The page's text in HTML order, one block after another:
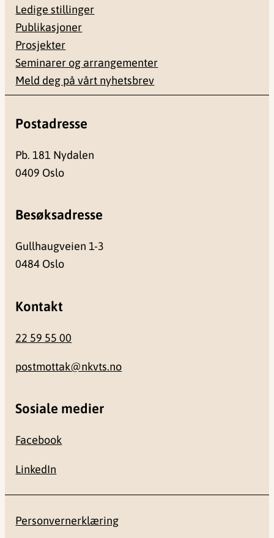
Ledige stillinger
Publikasjoner
Prosjekter
Seminarer og arrangementer
Meld deg på vårt nyhetsbrev
Postadresse
Pb. 181 Nydalen
0409 Oslo
Besøksadresse
Gullhaugveien 1-3
0484 Oslo
Kontakt
22 59 55 00
postmottak@nkvts.no
Sosiale medier
Facebook
LinkedIn
Personvernerklæring